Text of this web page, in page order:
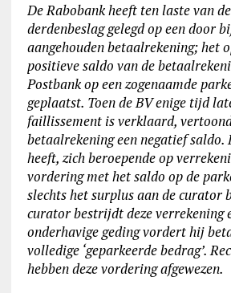
De Rabobank heeft ten laste van
derdenbeslag gelegd op een door
aangehouden betaalrekening; het
positieve saldo van de
Postbank op een zogenaamde
geplaatst. Toen de BV enige tijd
faillissement is verklaard,
betaalrekening een negatief saldo.
heeft, zich beroepende op
vordering met het saldo op de
slechts het surplus aan de curator
curator bestrijdt deze verrekening
onderhavige geding vordert hij
volledige ‘geparkeerde bedrag’.
hebben deze vordering afgewezen.